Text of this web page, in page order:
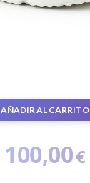
Zapatos
100,00€
AÑADIR AL CARRITO